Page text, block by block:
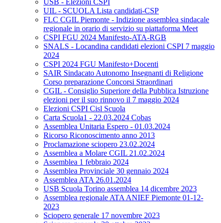
USB - Elezioni CSPI
UIL - SCUOLA Lista candidati-CSP
FLC CGIL Piemonte - Indizione assemblea sindacale
regionale in orario di servizio su piattaforma Meet
CSPI FGU 2024 Manifesto-ATA-RGB
SNALS - Locandina candidati elezioni CSPI 7 maggio
2024
CSPI 2024 FGU Manifesto+Docenti
SAIR Sindacato Autonomo Insegnanti di Religione
Corso preparazione Concorsi Straordinari
CGIL - Consiglio Superiore della Pubblica Istruzione
elezioni per il suo rinnovo il 7 maggio 2024
Elezioni CSPI Cisl Scuola
Carta Scuola1 - 22.03.2024 Cobas
Assemblea Unitaria Espero - 01.03.2024
Ricorso Riconoscimento anno 2013
Proclamazione sciopero 23.02.2024
Assemblea a Molare CGIL 21.02.2024
Assemblea 1 febbraio 2024
Assemblea Provinciale 30 gennaio 2024
Assemblea ATA 26.01.2024
USB Scuola Torino assemblea 14 dicembre 2023
Assemblea regionale ATA ANIEF Piemonte 01-12-
2023
Sciopero generale 17 novembre 2023